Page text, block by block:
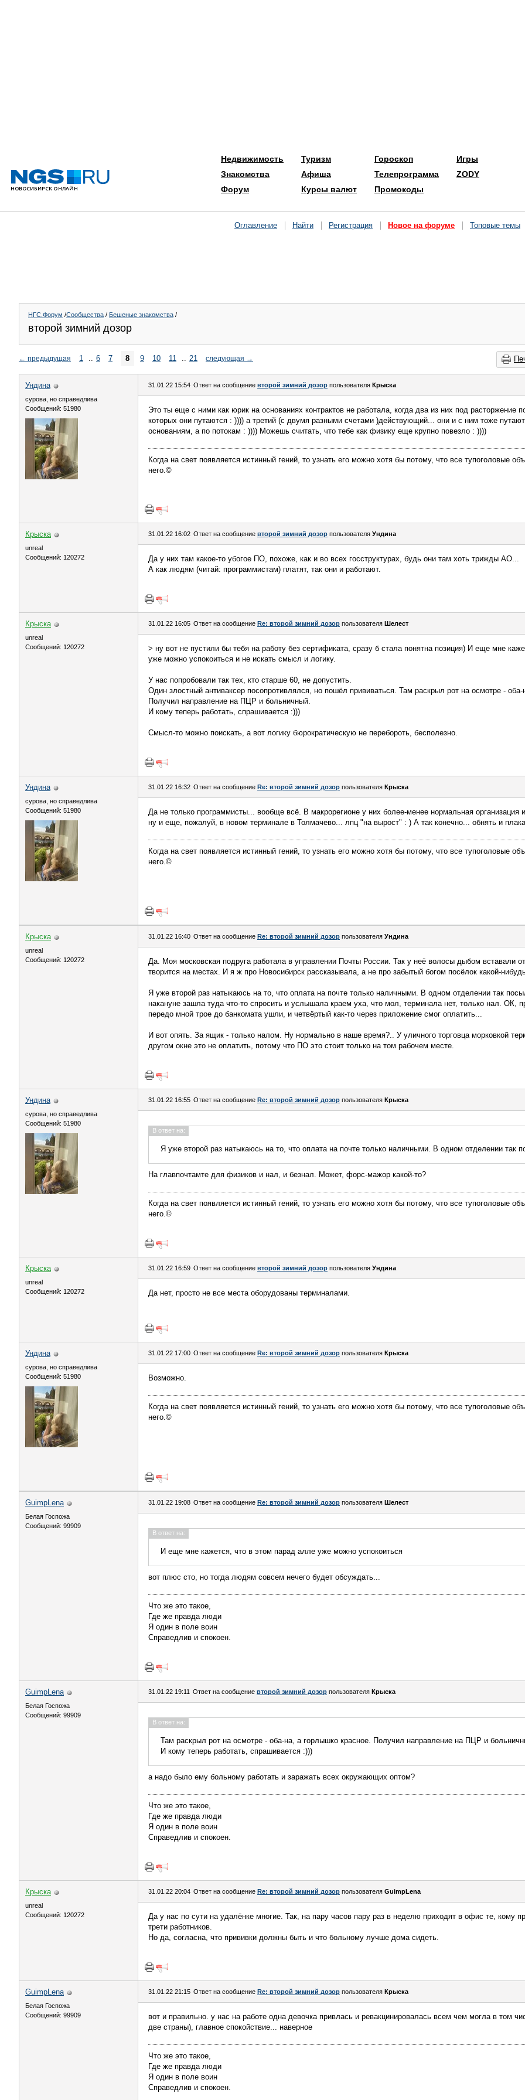
Недвижимость
Знакомства
Форум
Туризм
Афиша
Курсы валют
Гороскоп
Телепрограмма
Промокоды
Игры
ZODY
Оглавление Найти Регистрация Новое на форуме Топовые темы
НГС.Форум /Сообщества / Бешеные знакомства /
второй зимний дозор
← предыдущая 1 .. 6 7 8 9 10 11 .. 21 следующая →
Ундинa
сурова, но справедлива
Сообщений: 51980
31.01.22 15:54 Ответ на сообщение второй зимний дозор пользователя Крыска
Это ты еще с ними как юрик на основаниях контрактов не работала, когда два из них под расторжение
которых они путаются : )))) а третий (с двумя разными счетами )действующий... они и с ним тоже
основаниям, а по потокам : )))) Можешь считать, что тебе как физику еще крупно повезло : ))))
Когда на свет появляется истинный гений, то узнать его можно хотя бы потому, что все тупоголовые
него.©
Крыска
unreal
Сообщений: 120272
31.01.22 16:02 Ответ на сообщение второй зимний дозор пользователя Ундинa
Да у них там какое-то убогое ПО, похоже, как и во всех госструктурах, будь они там хоть трижды АО...
А как людям (читай: программистам) платят, так они и работают.
Крыска
unreal
Сообщений: 120272
31.01.22 16:05 Ответ на сообщение Re: второй зимний дозор пользователя Шелест
> ну вот не пустили бы тебя на работу без сертификата, сразу б стала понятна позиция) И еще мне
уже можно успокоиться и не искать смысл и логику.
У нас попробовали так тех, кто старше 60, не допустить.
Один злостный антиваксер посопротивлялся, но пошёл прививаться. Там раскрыл рот на осмотре -
Получил направление на ПЦР и больничный.
И кому теперь работать, спрашивается :)))
Смысл-то можно поискать, а вот логику бюрократическую не перебороть, бесполезно.
Ундинa
сурова, но справедлива
Сообщений: 51980
31.01.22 16:32 Ответ на сообщение Re: второй зимний дозор пользователя Крыска
Да не только программисты... вообще всё. В макрорегионе у них более-менее нормальная
ну и еще, пожалуй, в новом терминале в Толмачево... лпц "на вырост" : ) А так конечно... обнять и
Когда на свет появляется истинный гений, то узнать его можно хотя бы потому, что все тупоголовые
него.©
Крыска
unreal
Сообщений: 120272
31.01.22 16:40 Ответ на сообщение Re: второй зимний дозор пользователя Ундинa
Да. Моя московская подруга работала в управлении Почты России. Так у неё волосы дыбом вставали
творится на местах. И я ж про Новосибирск рассказывала, а не про забытый богом посёлок какой-
Я уже второй раз натыкаюсь на то, что оплата на почте только наличными. В одном отделении так
накануне зашла туда что-то спросить и услышала краем уха, что мол, терминала нет, только нал. ОК,
передо мной трое до банкомата ушли, и четвёртый как-то через приложение смог оплатить...
И вот опять. За ящик - только налом. Ну нормально в наше время?.. У уличного торговца морковкой
другом окне это не оплатить, потому что ПО это стоит только на том рабочем месте.
Ундинa
сурова, но справедлива
Сообщений: 51980
31.01.22 16:55 Ответ на сообщение Re: второй зимний дозор пользователя Крыска
В ответ на:
Я уже второй раз натыкаюсь на то, что оплата на почте только наличными. В одном отделении так
На главпочтамте для физиков и нал, и безнал. Может, форс-мажор какой-то?
Когда на свет появляется истинный гений, то узнать его можно хотя бы потому, что все тупоголовые
него.©
Крыска
unreal
Сообщений: 120272
31.01.22 16:59 Ответ на сообщение второй зимний дозор пользователя Ундинa
Да нет, просто не все места оборудованы терминалами.
Ундинa
сурова, но справедлива
Сообщений: 51980
31.01.22 17:00 Ответ на сообщение Re: второй зимний дозор пользователя Крыска
Возможно.
Когда на свет появляется истинный гений, то узнать его можно хотя бы потому, что все тупоголовые
него.©
GuimpLena
Белая Госпожа
Сообщений: 99909
31.01.22 19:08 Ответ на сообщение Re: второй зимний дозор пользователя Шелест
В ответ на:
И еще мне кажется, что в этом парад алле уже можно успокоиться
вот плюс сто, но тогда людям совсем нечего будет обсуждать...
Что же это такое,
Где же правда люди
Я один в поле воин
Справедлив и спокоен.
GuimpLena
Белая Госпожа
Сообщений: 99909
31.01.22 19:11 Ответ на сообщение второй зимний дозор пользователя Крыска
В ответ на:
Там раскрыл рот на осмотре - оба-на, а горлышко красное. Получил направление на ПЦР и
И кому теперь работать, спрашивается :)))
а надо было ему больному работать и заражать всех окружающих оптом?
Что же это такое,
Где же правда люди
Я один в поле воин
Справедлив и спокоен.
Крыска
unreal
Сообщений: 120272
31.01.22 20:04 Ответ на сообщение Re: второй зимний дозор пользователя GuimpLena
Да у нас по сути на удалёнке многие. Так, на пару часов пару раз в неделю приходят в офис те, кому
трети работников.
Но да, согласна, что прививки должны быть и что больному лучше дома сидеть.
GuimpLena
Белая Госпожа
Сообщений: 99909
31.01.22 21:15 Ответ на сообщение Re: второй зимний дозор пользователя Крыска
вот и правильно. у нас на работе одна девочка привлась и ревакцинировалась всем чем могла в том
две страны), главное спокойствие... наверное
Что же это такое,
Где же правда люди
Я один в поле воин
Справедлив и спокоен.